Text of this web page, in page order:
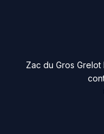
Zac du Gros